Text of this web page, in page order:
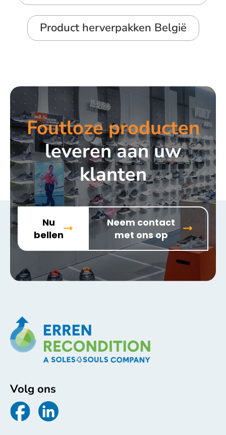
Product herverpakken België
Foutloze producten
leveren aan uw
klanten
Nu
bellen
Neem contact
met ons op
Volg ons